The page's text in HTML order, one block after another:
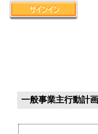
一般事業主行動計